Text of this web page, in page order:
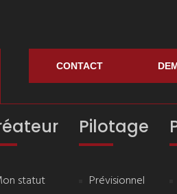
CONTACT
statut
Pilotage
Prévisionnel